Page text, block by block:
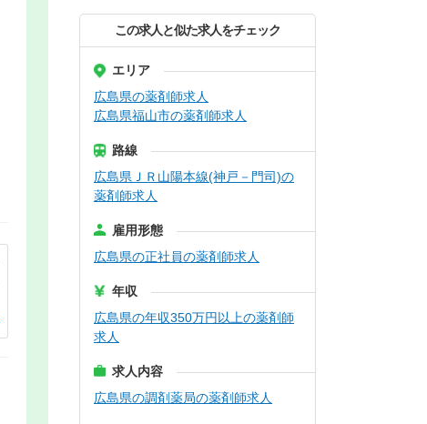
この求人と似た求人をチェック
エリア
広島県の薬剤師求人
広島県福山市の薬剤師求人
路線
広島県ＪＲ山陽本線(神戸－門司)の
薬剤師求人
雇用形態
広島県の正社員の薬剤師求人
年収
広島県の年収350万円以上の薬剤師
求人
求人内容
広島県の調剤薬局の薬剤師求人